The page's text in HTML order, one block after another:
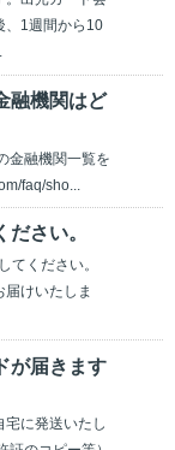
、1週間から10
融機関はど
金融機関一覧を
faq/sho...
さい。
てください。
けいたしま
が届きます
に発送いたし